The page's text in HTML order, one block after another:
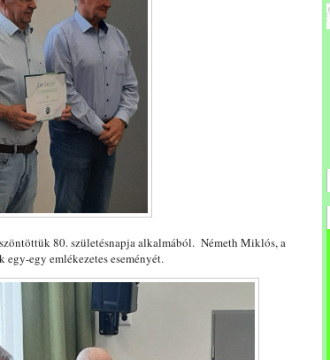
80. születésnapja alkalmából. Németh Miklós, a
egy emlékezetes eseményét.